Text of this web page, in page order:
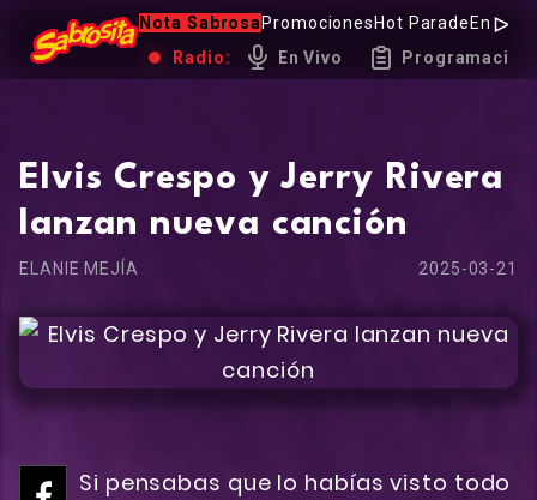
Nota Sabrosa Promociones Hot Parade
Radio:
En Vivo Programación
Elvis Crespo y Jerry Rivera
lanzan nueva canción
ELANIE MEJÍA 2025-03-21
Si pensabas que lo habías visto todo